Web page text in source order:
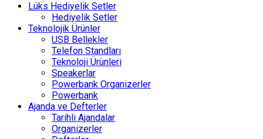
Lüks Hediyelik Setler
Hediyelik Setler
Teknolojik Ürünler
USB Bellekler
Telefon Standları
Teknoloji Ürünleri
Speakerlar
Powerbank Organizerler
Powerbank
Ajanda ve Defterler
Tarihli Ajandalar
Organizerler